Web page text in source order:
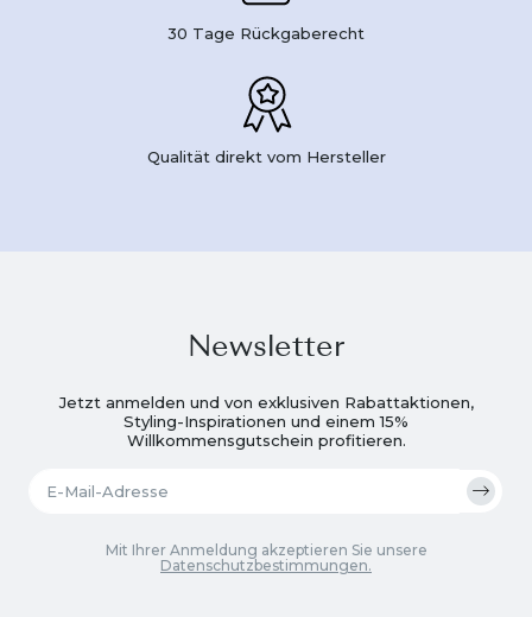
30 Tage Rückgaberecht
Qualität direkt vom Hersteller
Newsletter
Jetzt anmelden und von exklusiven Rabattaktionen,
Styling-Inspirationen und einem 15%
Willkommensgutschein profitieren.
Mit Ihrer Anmeldung akzeptieren Sie unsere
Datenschutzbestimmungen.